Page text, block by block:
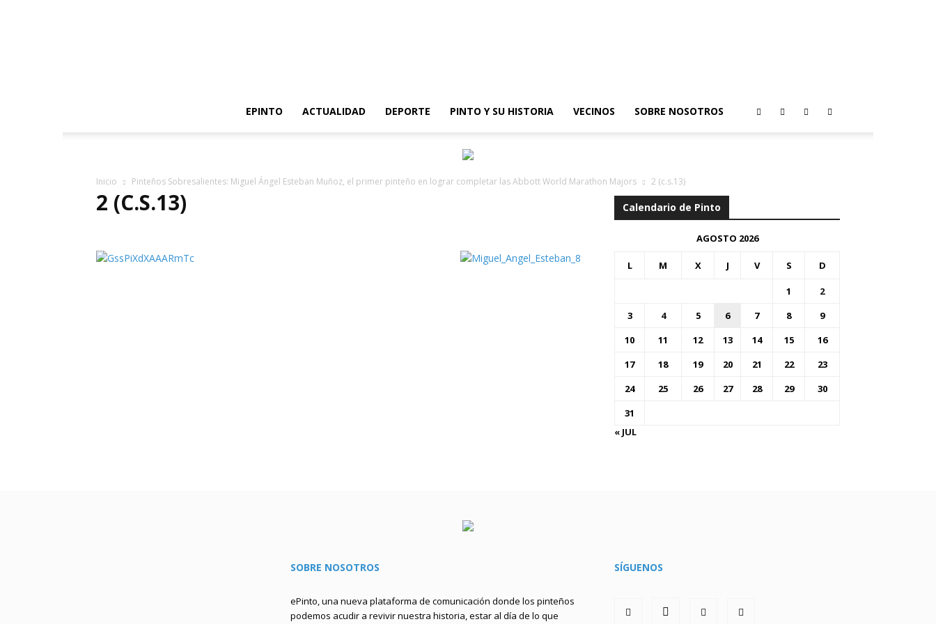
EPINTO
ACTUALIDAD DEPORTE PINTO Y SU HISTORIA VECINOS SOBRE NOSOTROS
Inicio Pinteños Sobresalientes: Miguel Ángel Esteban Muñoz, el primer pinteño en lograr completar las Abbott World Marathon Majors 2 (c.s.13)
2 (C.S.13) Calendario de Pinto
AGOSTO 2026
L M X J V S D
1
2
3
4 5 6 7 8
9
10
11 12 13 14 15
16
17
18 19 20 21 22
23
24
25 26 27 28 29
30
31
« JUL
SOBRE NOSOTROS
ePinto, una nueva plataforma de comunicación donde los pinteños
podemos acudir a revivir nuestra historia, estar al día de lo que
SÍGUENOS